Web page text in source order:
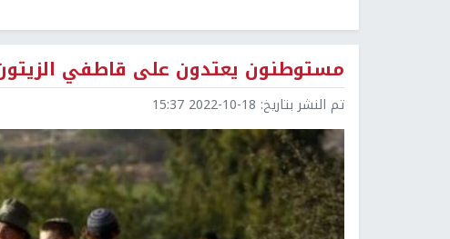
مستوطنون يعتدون على قاطفي
تم النشر بتاريخ: 2022-10-18 15:37